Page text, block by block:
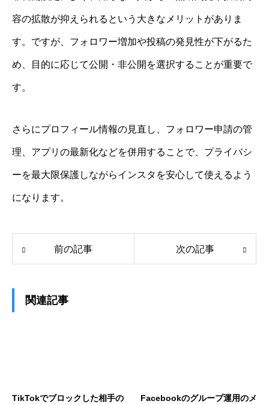
容の拡散が抑えられるという大きなメリットがありま
す。ですが、フォロワー増加や投稿の発見性が下がるた
め、目的に応じて公開・非公開を選択することが重要で
す。
さらにプロフィール情報の見直し、フォロワー申請の管
理、アプリの最新化などを併用することで、プライバシ
ーを最大限保護しながらインスタを安心して使えるよう
になります。
前の記事 次の記事
関連記事
TikTokでブロックした相手の
Facebookのグループ運用のメ